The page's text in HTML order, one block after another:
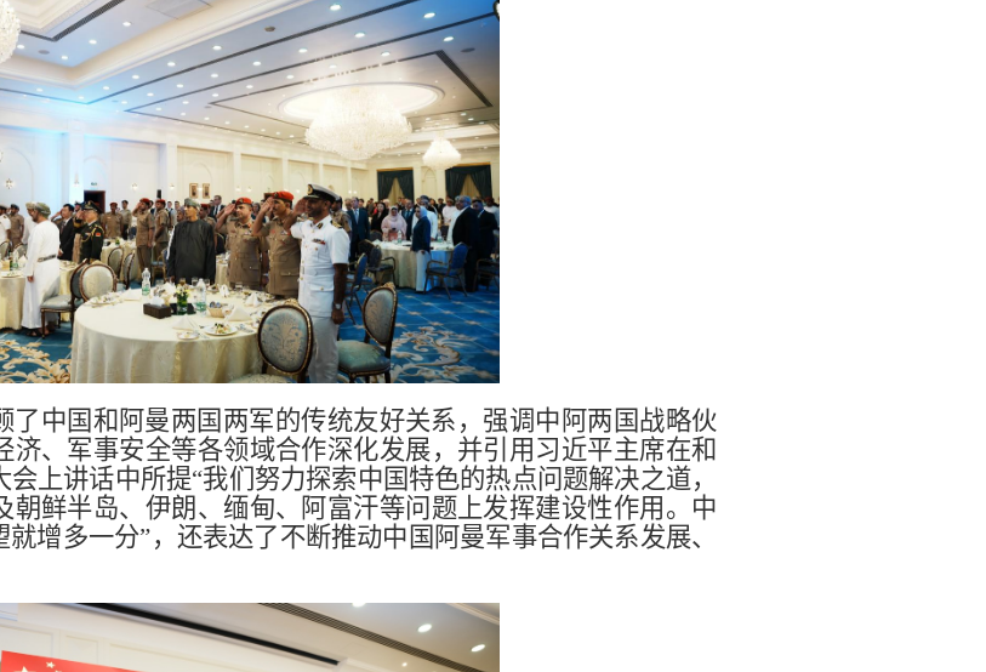
了中国和阿曼两国两军的传统友好关系，强调中阿两国战略伙
、军事安全等各领域合作深化发展，并引用习近平主席在和
会上讲话中所提“我们努力探索中国特色的热点问题解决之道，
朝鲜半岛、伊朗、缅甸、阿富汗等问题上发挥建设性作用。中
增多一分”，还表达了不断推动中国阿曼军事合作关系发展、